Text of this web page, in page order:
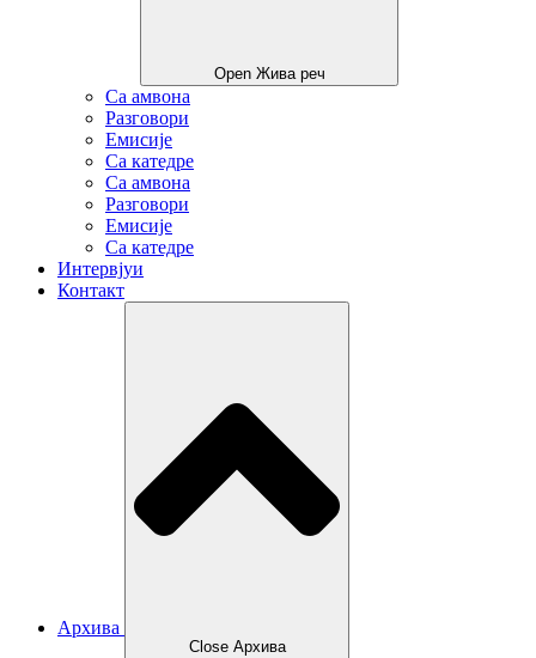
Open Жива реч
Са амвона
Разговори
Емисије
Са катедре
Са амвона
Разговори
Емисије
Са катедре
Интервјуи
Контакт
Архива
Close Архива